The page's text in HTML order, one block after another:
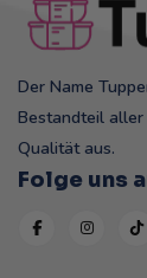
Der Name
Bestandteil aller
Qualität aus.
Folge uns